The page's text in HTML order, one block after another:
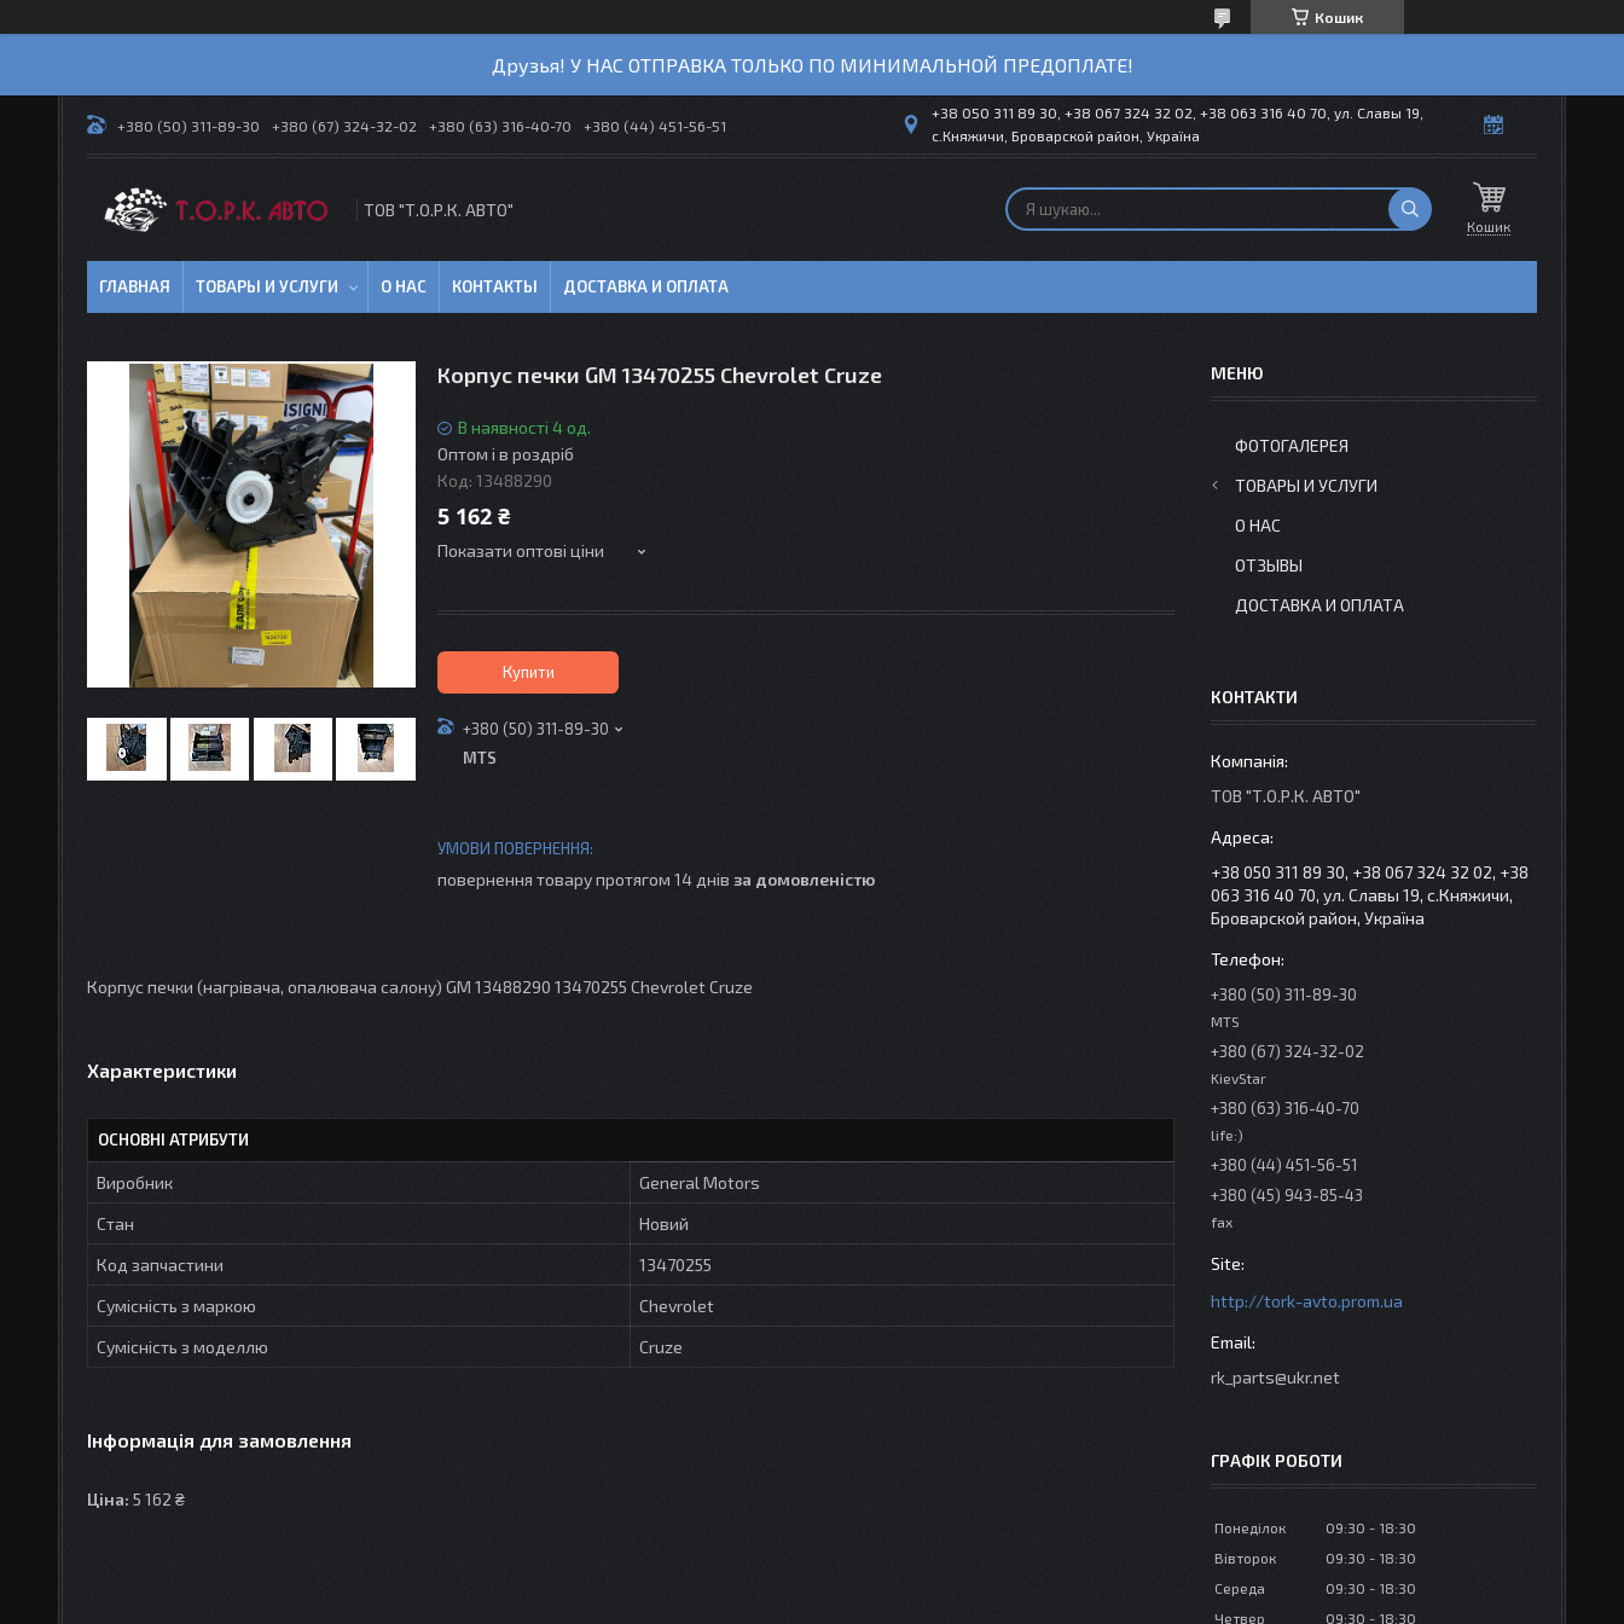
Кошик
Друзья! У НАС ОТПРАВКА ТОЛЬКО ПО МИНИМАЛЬНОЙ ПРЕДОПЛАТЕ!
+380 (50) 311-89-30 +380 (67) 324-32-02 +380 (63) 316-40-70 +380 (44) 451-56-51
+38 050 311 89 30, +38 067 324 32 02, +38 063 316 40 70, ул. Славы 19,
с.Княжичи, Броварской район, Україна
ТОВ "Т.О.Р.К. АВТО"
Кошик
ГЛАВНАЯ ТОВАРЫ И УСЛУГИ О НАС КОНТАКТЫ ДОСТАВКА И ОПЛАТА
Корпус печки GM 13470255 Chevrolet Cruze
В наявності 4 од.
Оптом і в роздріб
Код: 13488290
5 162 ₴
Показати оптові ціни
Купити
+380 (50) 311-89-30
MTS
повернення товару протягом 14 днів за домовленістю
Корпус печки (нагрівача, опалювача салону) GM 13488290 13470255 Chevrolet Cruze
Характеристики
ОСНОВНІ АТРИБУТИ
Виробник
General Motors
Стан
Новий
Код запчастини
13470255
Сумісність з маркою
Chevrolet
Сумісність з моделлю
Cruze
Інформація для замовлення
Ціна: 5 162 ₴
ФОТОГАЛЕРЕЯ
ТОВАРЫ И УСЛУГИ
О НАС
ОТЗЫВЫ
ДОСТАВКА И ОПЛАТА
КОНТАКТИ
ТОВ "Т.О.Р.К. АВТО"
+38 050 311 89 30, +38 067 324 32 02, +38
063 316 40 70, ул. Славы 19, с.Княжичи,
Броварской район, Україна
+380 (50) 311-89-30
MTS
+380 (67) 324-32-02
KievStar
+380 (63) 316-40-70
life:)
+380 (44) 451-56-51
+380 (45) 943-85-43
fax
http://tork-avto.prom.ua
rk_parts@ukr.net
ГРАФІК РОБОТИ
Понеділок 09:30
18:30
Вівторок
09:30
18:30
Середа
09:30
18:30
Четвер
09:30 18:30